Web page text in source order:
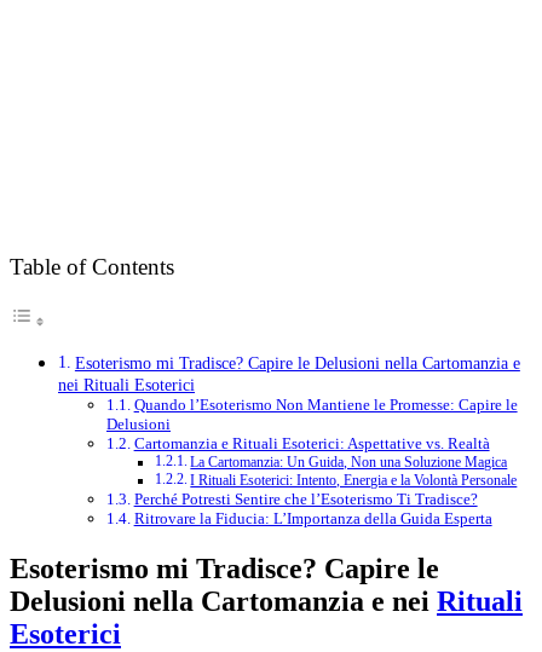
Table of Contents
Esoterismo mi Tradisce? Capire le Delusioni nella Cartomanzia e
nei Rituali Esoterici
Quando l’Esoterismo Non Mantiene le Promesse: Capire le
Delusioni
Cartomanzia e Rituali Esoterici: Aspettative vs. Realtà
La Cartomanzia: Un Guida, Non una Soluzione Magica
I Rituali Esoterici: Intento, Energia e la Volontà Personale
Perché Potresti Sentire che l’Esoterismo Ti Tradisce?
Ritrovare la Fiducia: L’Importanza della Guida Esperta
Esoterismo mi Tradisce? Capire le
Delusioni nella Cartomanzia e nei Rituali
Esoterici